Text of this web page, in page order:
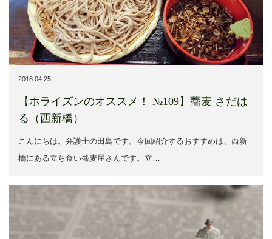
2018.04.25
【ホライズンのオススメ！ №109】蕎麦 さだは
る（西新橋）
こんにちは。弁護士の田島です。今回紹介するおすすめは、西新
橋にある立ち食い蕎麦屋さんです。立…